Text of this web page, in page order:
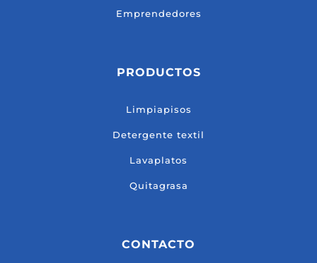
Emprendedores
PRODUCTOS
Limpiapisos
Detergente textil
Lavaplatos
Quitagrasa
CONTACTO